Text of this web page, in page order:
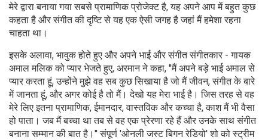
मेरे द्वारा बनाया गया सबसे प्रामाणिक प्रोजेक्ट है, यह अपने आप में बहुत कुछ
कहता है और संगीत की दृष्टि से यह एक ऐसी जगह है जहां मैं हमेशा रहना
चाहता था।
इसके अलावा, भावुक होते हुए और अपने भाई और संगीत संगीतकार - गायक
अमाल मलिक को प्यार भेजते हुए, अरमान ने कहा, "मैं अपने बड़े भाई अमाल से
प्यार करता हूं, उन्होंने मुझे वह सब कुछ सिखाया है जो मैं जीवन, संगीत के बारे
में जानता हूं, और अगर कोई है तो मैं। देखो यह मेरा भाई है। जिस तरह से वह
मेरे लिए इतना प्रामाणिक, ईमानदार, वास्तविक और कच्चा है, काश मैं भी वैसा
हो पाता। जब मैं बच्चा था तब से वह एक प्रेरणा रहे हैं और उनके साथ संगीत
बनाना सम्मान की बात है।'' संपूर्ण 'ओनली जस्ट बिगन रेडियो' शो को स्ट्रीम